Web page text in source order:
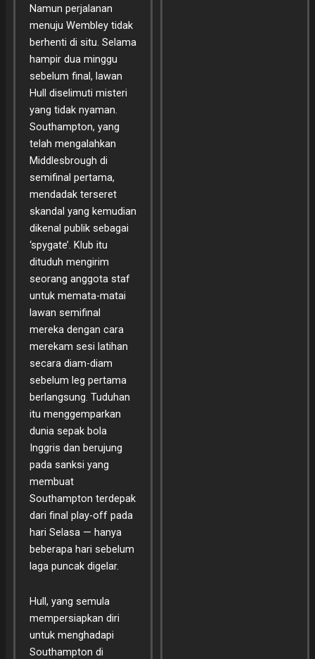
Namun perjalanan
menuju Wembley tidak
berhenti di situ. Selama
hampir dua minggu
sebelum final, lawan
Hull diselimuti misteri
yang tidak nyaman.
Southampton, yang
telah mengalahkan
Middlesbrough di
semifinal pertama,
mendadak terseret
skandal yang kemudian
dikenal publik sebagai
‘spygate’. Klub itu
dituduh mengirim
seorang anggota staf
untuk memata-matai
lawan semifinal
mereka dengan cara
merekam sesi latihan
secara diam-diam
sebelum leg pertama
berlangsung. Tuduhan
itu menggemparkan
dunia sepak bola
Inggris dan berujung
pada sanksi yang
membuat
Southampton terdepak
dari final play-off pada
hari Selasa — hanya
beberapa hari sebelum
laga puncak digelar.
Hull, yang semula
mempersiapkan diri
untuk menghadapi
Southampton di